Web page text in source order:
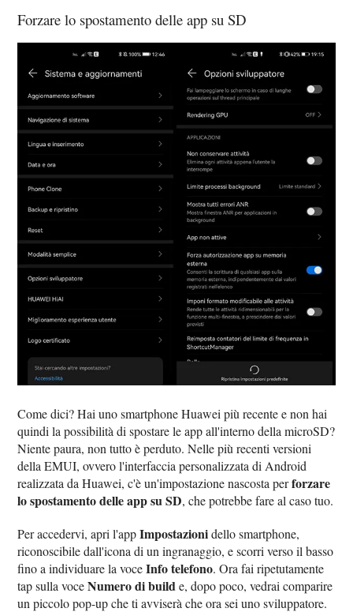
Forzare lo spostamento delle app su SD
Come dici? Hai uno smartphone Huawei più recente e non hai
quindi la possibilità di spostare le app all'interno della microSD?
Niente paura, non tutto è perduto. Nelle più recenti versioni
della EMUI, ovvero l'interfaccia personalizzata di Android
realizzata da Huawei, c'è un'impostazione nascosta perforzare
lo spostamento delle app su SD, che potrebbe fare al caso tuo.
Per accedervi, apri l'appImpostazionidello smartphone,
riconoscibile dall'icona di un ingranaggio, e scorri verso il basso
fino a individuare la voceInfo telefono. Ora fai ripetutamente
tap sulla voceNumero di builde, dopo poco, vedrai comparire
un piccolo pop-up che ti avviserà che ora sei uno sviluppatore.